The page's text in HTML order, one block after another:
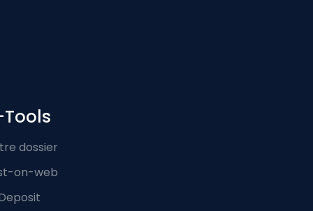
dossier
on-web